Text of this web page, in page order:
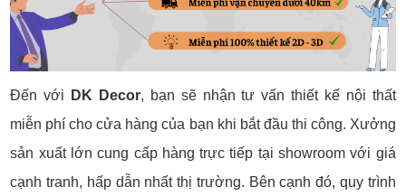
Đến với DK Decor, bạn sẽ nhận tư vấn thiết kế nội thất
miễn phí cho cửa hàng của bạn khi bắt đầu thi công. Xưởng
sản xuất lớn cung cấp hàng trực tiếp tại showroom với giá
cạnh tranh, hấp dẫn nhất thị trường. Bên cạnh đó, quy trình